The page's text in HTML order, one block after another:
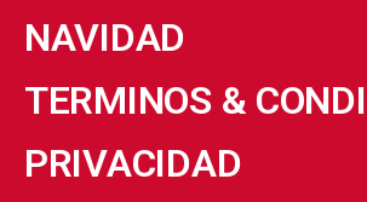
NAVIDAD
TERMINOS &
PRIVACIDAD